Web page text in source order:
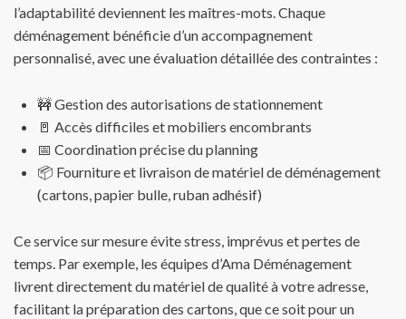
l’adaptabilité deviennent les maîtres-mots. Chaque
déménagement bénéficie d’un accompagnement
personnalisé, avec une évaluation détaillée des contraintes :
🚧 Gestion des autorisations de stationnement
🚪 Accès difficiles et mobiliers encombrants
📅 Coordination précise du planning
📦 Fourniture et livraison de matériel de déménagement
(cartons, papier bulle, ruban adhésif)
Ce service sur mesure évite stress, imprévus et pertes de
temps. Par exemple, les équipes d’Ama Déménagement
livrent directement du matériel de qualité à votre adresse,
facilitant la préparation des cartons, que ce soit pour un